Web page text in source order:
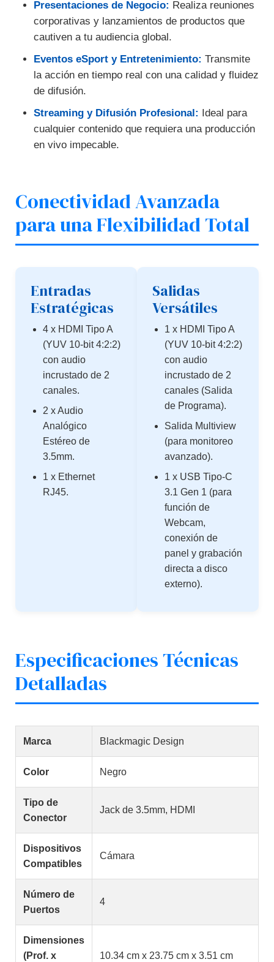
Presentaciones de Negocio: Realiza reuniones
corporativas y lanzamientos de productos que
cautiven a tu audiencia global.
Eventos eSport y Entretenimiento: Transmite
la acción en tiempo real con una calidad y fluidez
de difusión.
Streaming y Difusión Profesional: Ideal para
cualquier contenido que requiera una producción
en vivo impecable.
Conectividad Avanzada
para una Flexibilidad Total
Entradas
Estratégicas
4 x HDMI Tipo A
(YUV 10-bit 4:2:2)
con audio
incrustado de 2
canales.
2 x Audio
Analógico
Estéreo de
3.5mm.
1 x Ethernet
RJ45.
Salidas
Versátiles
1 x HDMI Tipo A
(YUV 10-bit 4:2:2)
con audio
incrustado de 2
canales (Salida
de Programa).
Salida Multiview
(para monitoreo
avanzado).
1 x USB Tipo-C
3.1 Gen 1 (para
función de
Webcam,
conexión de
panel y grabación
directa a disco
externo).
Especificaciones Técnicas
Detalladas
Marca Blackmagic Design
Color Negro
Tipo de
Conector
Jack de 3.5mm, HDMI
Dispositivos
Compatibles
Cámara
Número de
Puertos
4
Dimensiones
(Prof. x
10.34 cm x 23.75 cm x 3.51 cm